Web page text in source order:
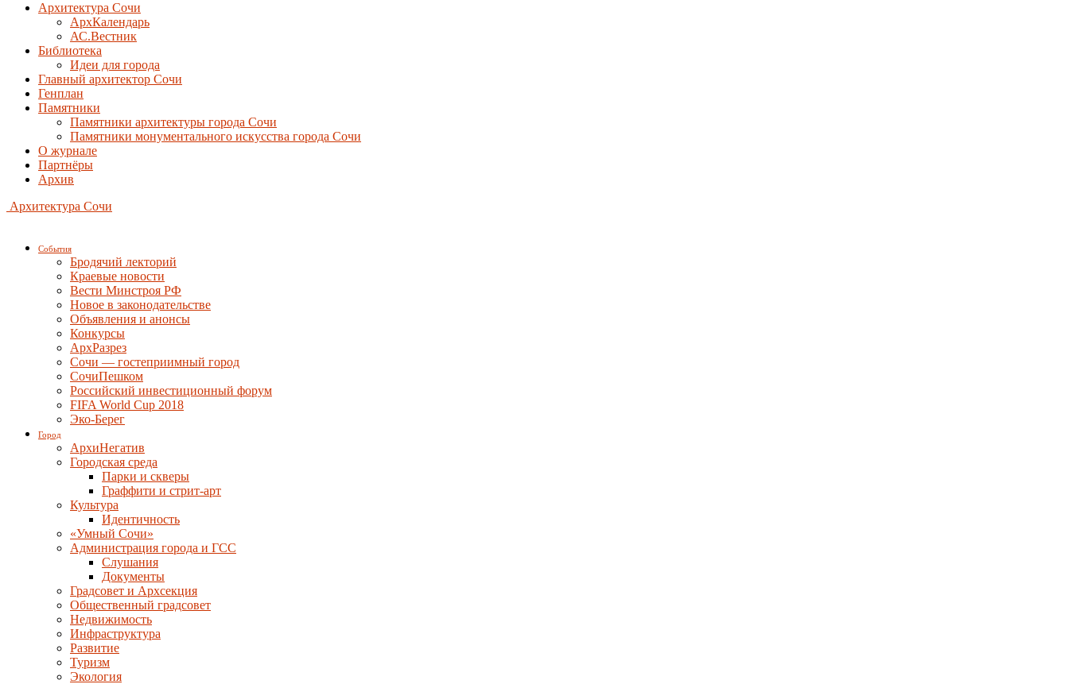
Архитектура Сочи
АрхКалендарь
АС.Вестник
Библиотека
Идеи для города
Главный архитектор Сочи
Генплан
Памятники
Памятники архитектуры города Сочи
Памятники монументального искусства города Сочи
О журнале
Партнёры
Архив
Архитектура Сочи
События
Бродячий лекторий
Краевые новости
Вести Минстроя РФ
Новое в законодательстве
Объявления и анонсы
Конкурсы
АрхРазрез
Сочи — гостеприимный город
СочиПешком
Российский инвестиционный форум
FIFA World Cup 2018
Эко-Берег
Город
АрхиНегатив
Городская среда
Парки и скверы
Граффити и стрит-арт
Культура
Идентичность
«Умный Сочи»
Администрация города и ГСС
Слушания
Документы
Градсовет и Архсекция
Общественный градсовет
Недвижимость
Инфраструктура
Развитие
Туризм
Экология